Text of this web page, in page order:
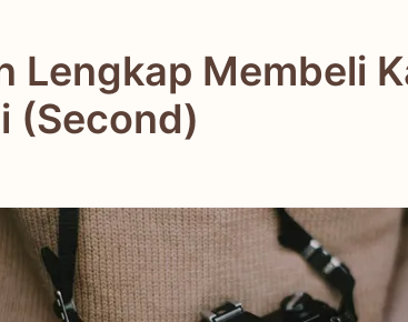
Lengkap Membeli
(Second)